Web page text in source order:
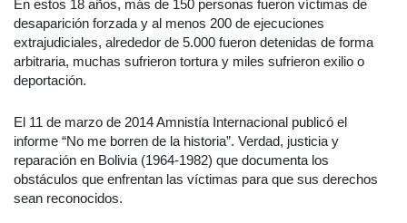
En estos 18 años, más de 150 personas fueron víctimas de
desaparición forzada y al menos 200 de ejecuciones
extrajudiciales, alrededor de 5.000 fueron detenidas de forma
arbitraria, muchas sufrieron tortura y miles sufrieron exilio o
deportación.
El 11 de marzo de 2014 Amnistía Internacional publicó el
informe “No me borren de la historia”. Verdad, justicia y
reparación en Bolivia (1964-1982) que documenta los
obstáculos que enfrentan las víctimas para que sus derechos
sean reconocidos.